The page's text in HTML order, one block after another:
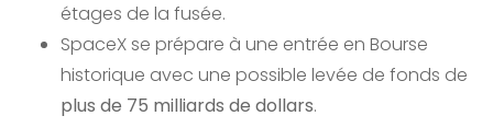
étages de la fusée.
SpaceX se prépare à une entrée en Bourse
historique avec une possible levée de fonds de
plus de 75 milliards de dollars.